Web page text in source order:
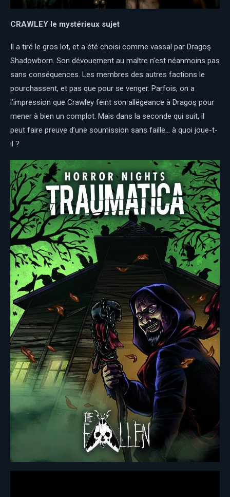
CRAWLEY le mystérieux sujet
Il a tiré le gros lot, et a été choisi comme vassal par Dragoş
Shadowborn. Son dévouement au maître n’est néanmoins pas
sans conséquences. Les membres des autres factions le
pourchassent, et pas que pour se venger. Parfois, on a
l’impression que Crawley feint son allégeance à Dragoş pour
mener à bien un complot. Mais dans la seconde qui suit, il
peut faire preuve d’une soumission sans faille… à quoi joue-t-
il ?